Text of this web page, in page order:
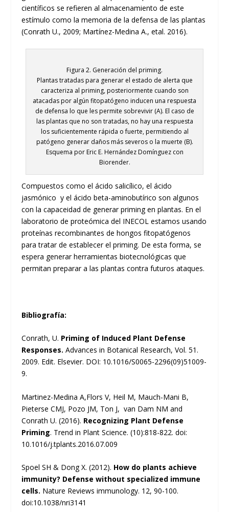
científicos se refieren al almacenamiento de este
estímulo como la memoria de la defensa de las plantas
(Conrath U., 2009; Martínez-Medina A., etal. 2016).
Figura 2. Generación del priming.
Plantas tratadas para generar el estado de alerta que
caracteriza al priming, posteriormente cuando son
atacadas por algún fitopatógeno inducen una respuesta
de defensa lo que les permite sobrevivir (A). El caso de
las plantas que no son tratadas, no hay una respuesta
los suficientemente rápida o fuerte, permitiendo al
patógeno generar daños más severos o la muerte (B).
Esquema por Eric E. Hernández Domínguez con
Biorender.
Compuestos como el ácido salicílico, el ácido
jasmónico y el ácido beta-aminobutírico son algunos
con la capaceidad de generar priming en plantas. En el
laboratorio de proteómica del INECOL estamos usando
proteínas recombinantes de hongos fitopatógenos
para tratar de establecer el priming. De esta forma, se
espera generar herramientas biotecnológicas que
permitan preparar a las plantas contra futuros ataques.
Bibliografía:
Conrath, U. Priming of Induced Plant Defense
Responses. Advances in Botanical Research, Vol. 51.
2009. Edit. Elsevier. DOI: 10.1016/S0065-2296(09)51009-
9.
Martinez-Medina A,Flors V, Heil M, Mauch-Mani B,
Pieterse CMJ, Pozo JM, Ton J, van Dam NM and
Conrath U. (2016). Recognizing Plant Defense
Priming. Trend in Plant Science. (10):818-822. doi:
10.1016/j.tplants.2016.07.009
Spoel SH & Dong X. (2012). How do plants achieve
immunity? Defense without specialized immune
cells. Nature Reviews immunology. 12, 90-100.
doi:10.1038/nri3141